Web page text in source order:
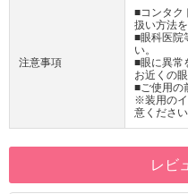
注意事項
■コンタク
扱い方法
■眼科医院
い。
■眼に異常
お近くの
■ご使用の
※装用のイ
意ください
レビ